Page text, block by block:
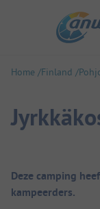
Home Finland
Camping
Deze camping
kampeerders.